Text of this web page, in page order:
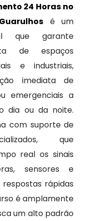
24 Horas no
é um
que garante
de espaços
e industriais,
imediata de
emergenciais a
dia ou da noite.
com suporte de
que
real os sinais
sensores e
rápidas
é amplamente
um alto padrão